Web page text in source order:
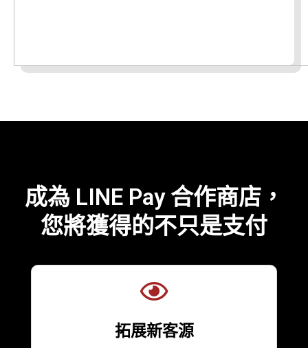
成為 LINE Pay 合作商店，
您將獲得的不只是支付
拓展新客源